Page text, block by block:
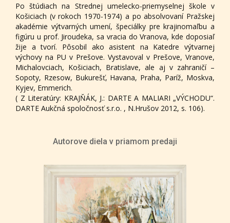
Po štúdiach na Strednej umelecko-priemyselnej škole v
Košiciach (v rokoch 1970-1974) a po absolvovaní Pražskej
akadémie výtvarných umení, špeciálky pre krajinomaľbu a
figúru u prof. Jiroudeka, sa vracia do Vranova, kde doposiaľ
žije a tvorí. Pôsobil ako asistent na Katedre výtvarnej
výchovy na PU v Prešove. Vystavoval v Prešove, Vranove,
Michalovciach, Košiciach, Bratislave, ale aj v zahraničí –
Sopoty, Rzesow, Bukurešť, Havana, Praha, Paríž, Moskva,
Kyjev, Emmerich.
( Z Literatúry: KRAJŇÁK, J.: DARTE A MALIARI „VÝCHODU“.
DARTE Aukčná spoločnosť s.r.o. , N.Hrušov 2012, s. 106).
Autorove diela v priamom predaji